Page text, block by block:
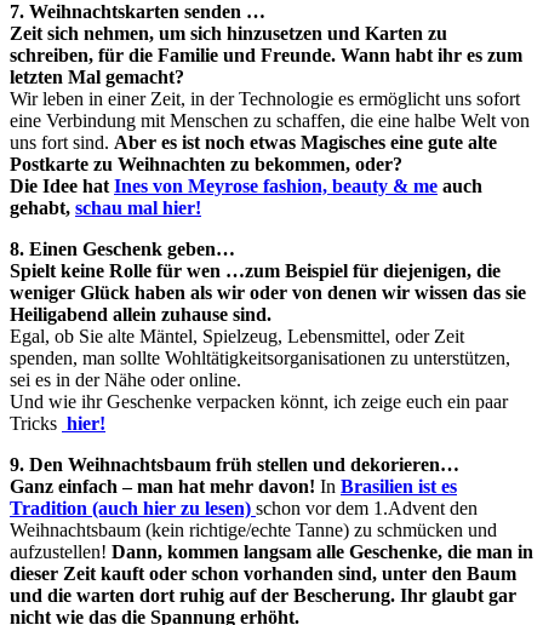
7. Weihnachtskarten senden …
Zeit sich nehmen, um sich hinzusetzen und Karten zu
schreiben, für die Familie und Freunde. Wann habt ihr es zum
letzten Mal gemacht?
Wir leben in einer Zeit, in der Technologie es ermöglicht uns sofort
eine Verbindung mit Menschen zu schaffen, die eine halbe Welt von
uns fort sind. Aber es ist noch etwas Magisches eine gute alte
Postkarte zu Weihnachten zu bekommen, oder?
Die Idee hat Ines von Meyrose fashion, beauty & me auch
gehabt, schau mal hier!
8. Einen Geschenk geben…
Spielt keine Rolle für wen …zum Beispiel für diejenigen, die
weniger Glück haben als wir oder von denen wir wissen das sie
Heiligabend allein zuhause sind.
Egal, ob Sie alte Mäntel, Spielzeug, Lebensmittel, oder Zeit
spenden, man sollte Wohltätigkeitsorganisationen zu unterstützen,
sei es in der Nähe oder online.
Und wie ihr Geschenke verpacken könnt, ich zeige euch ein paar
Tricks hier!
9. Den Weihnachtsbaum früh stellen und dekorieren…
Ganz einfach – man hat mehr davon! In Brasilien ist es
Tradition (auch hier zu lesen) schon vor dem 1.Advent den
Weihnachtsbaum (kein richtige/echte Tanne) zu schmücken und
aufzustellen! Dann, kommen langsam alle Geschenke, die man in
dieser Zeit kauft oder schon vorhanden sind, unter den Baum
und die warten dort ruhig auf der Bescherung. Ihr glaubt gar
nicht wie das die Spannung erhöht.